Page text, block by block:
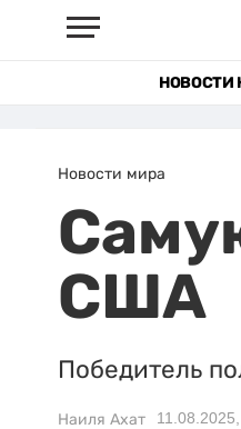
НОВОСТИ
Новости мира
США
Победитель
Наиля Ахат